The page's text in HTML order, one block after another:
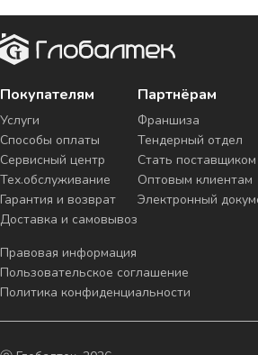
Покупателям
Услуги
Способы оплаты
Сервисный центр
Тех.обслуживание
Гарантия и возврат
Доставка и самовывоз
Партнёрам
Франшиза
Тендерный отдел
Стать поставщиком
Оптовым клиентам
Электронный
Правовая информация
Пользовательское соглашение
Политика конфиденциальности